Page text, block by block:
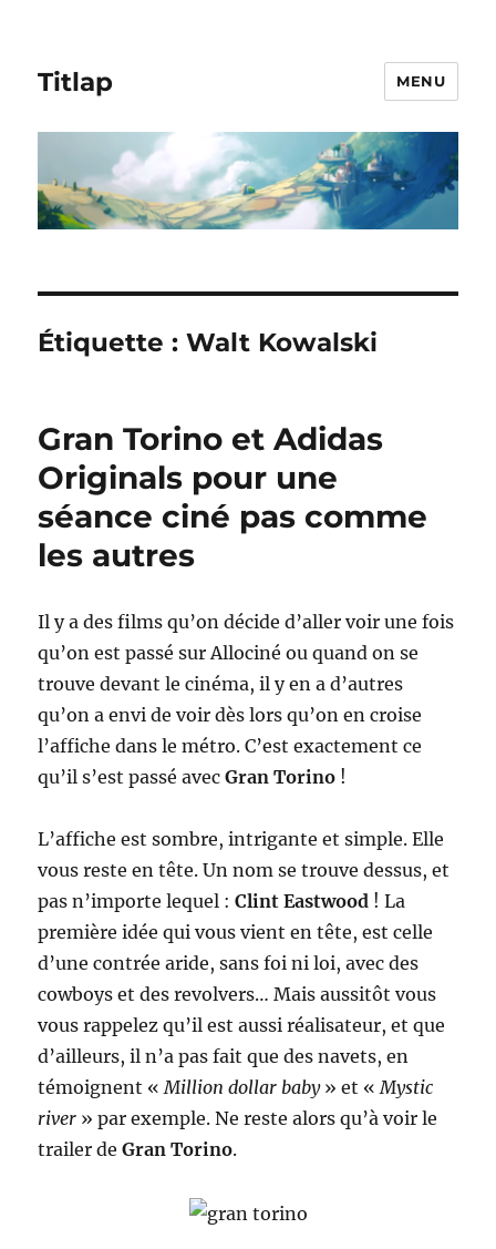
Titlap MENU
Étiquette :Walt Kowalski
Gran Torino et Adidas
Originals pour une
séance ciné pas comme
les autres
Il y a des films qu’on décide d’aller voir une fois
qu’on est passé sur Allociné ou quand on se
trouve devant le cinéma, il y en a d’autres
qu’on a envi de voir dès lors qu’on en croise
l’affiche dans le métro. C’est exactement ce
qu’il s’est passé avecGran Torino !
L’affiche est sombre, intrigante et simple. Elle
vous reste en tête. Un nom se trouve dessus, et
pas n’importe lequel :Clint Eastwood ! La
première idée qui vous vient en tête, est celle
d’une contrée aride, sans foi ni loi, avec des
cowboys et des revolvers… Mais aussitôt vous
vous rappelez qu’il est aussi réalisateur, et que
d’ailleurs, il n’a pas fait que des navets, en
témoignent «Million dollar baby» et «Mystic
river » par exemple. Ne reste alors qu’à voir le
trailer deGran Torino.